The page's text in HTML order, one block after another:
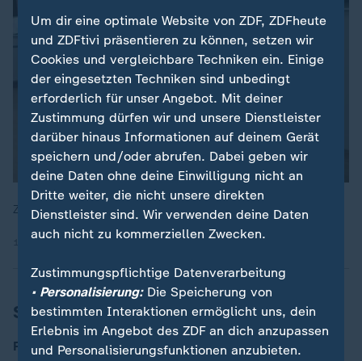
ZDF Volle Kanne, 15.05.2026, 9:05 Uhr
15.05.2026 | 5:03 min
Sport
Fußball:Morgen ist Fußball-Bundestrainer Julian
Um dir eine optimale Website von ZDF, ZDFheute
und ZDFtivi präsentieren zu können, setzen wir
Cookies und vergleichbare Techniken ein. Einige
der eingesetzten Techniken sind unbedingt
erforderlich für unser Angebot. Mit deiner
Zustimmung dürfen wir und unsere Dienstleister
darüber hinaus Informationen auf deinem Gerät
speichern und/oder abrufen. Dabei geben wir
deine Daten ohne deine Einwilligung nicht an
Dritte weiter, die nicht unsere direkten
Dienstleister sind. Wir verwenden deine Daten
auch nicht zu kommerziellen Zwecken.
Zustimmungspflichtige Datenverarbeitung
• Personalisierung:Die Speicherung von
bestimmten Interaktionen ermöglicht uns, dein
Erlebnis im Angebot des ZDF an dich anzupassen
und Personalisierungsfunktionen anzubieten.